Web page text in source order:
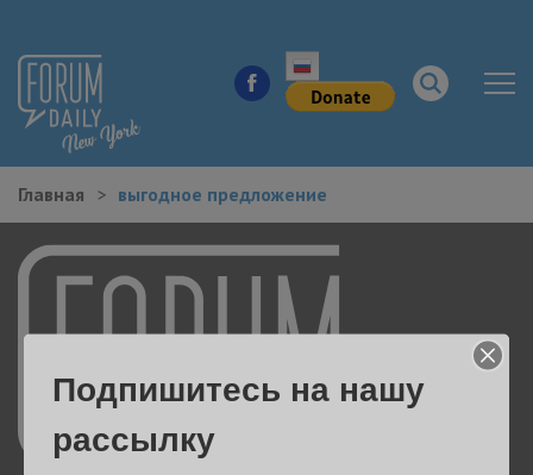
НОВОСТИ ГОРОДА
КУДА ПОЙТИ В ГОРОДЕ
ЗДОРОВЬЕ
РАБОТА И БИЗНЕС
ЖИЛЬЕ
Главная выгодное предложение
Подпишитесь на нашу
рассылку